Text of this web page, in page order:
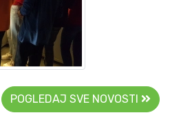
POGLEDAJ SVE NOVOSTI